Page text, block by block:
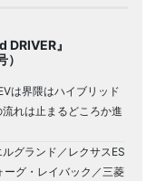
DRIVER』
は界隈はハイブリッド
れは止まるどころか進
グランド／レクサスES
ーグ・レイバック／三菱